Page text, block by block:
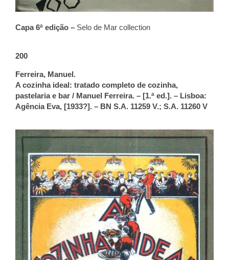
Capa 6ª edição – Selo de Mar collection
200
Ferreira, Manuel.
A cozinha ideal: tratado completo de cozinha,
pastelaria e bar / Manuel Ferreira. – [1.ª ed.]. – Lisboa:
Agência Eva, [1933?]. – BN S.A. 11259 V.; S.A. 11260 V